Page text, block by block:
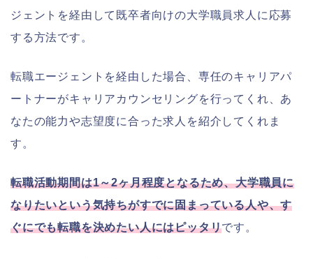
ジェントを経由して既卒者向けの大学職員求人に応募
する方法です。
転職エージェントを経由した場合、専任のキャリアパ
ートナーがキャリアカウンセリングを行ってくれ、あ
なたの能力や志望度に合った求人を紹介してくれま
す。
転職活動期間は1～2ヶ月程度となるため、大学職員に
なりたいという気持ちがすでに固まっている人や、す
ぐにでも転職を決めたい人にはピッタリです。